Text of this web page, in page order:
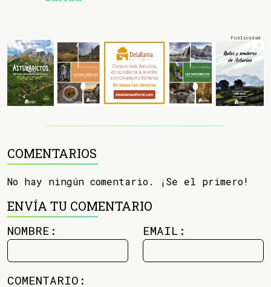
COMENTARIOS
No hay ningún comentario. ¡Se el primero!
ENVÍA TU COMENTARIO
NOMBRE: EMAIL:
COMENTARIO: